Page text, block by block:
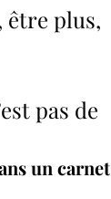
être plus,
pas de
un carnet